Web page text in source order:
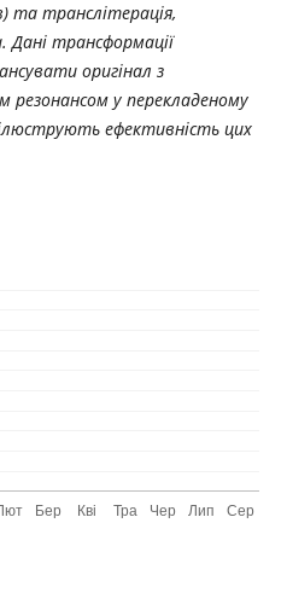
та транслітерація,
Дані трансформації
оригінал з
у перекладеному
ефективність цих